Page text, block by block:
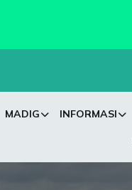
MADIG INFORMASI